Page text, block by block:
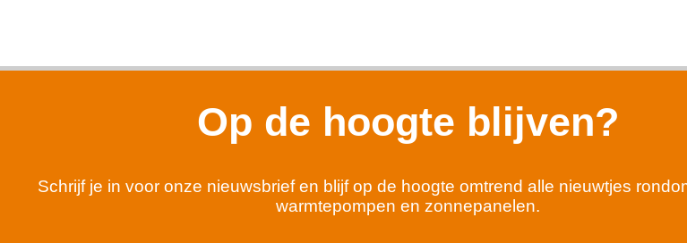
Op de hoogte blijven?
Schrijf je in voor onze nieuwsbrief en blijf op de hoogte omtrend alle nieuwtjes
warmtepompen en zonnepanelen.